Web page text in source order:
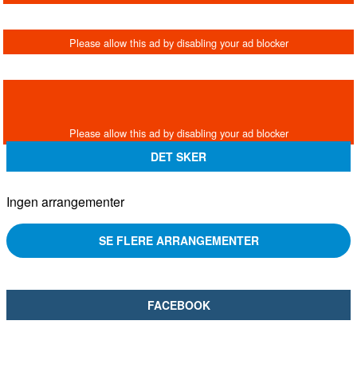
DET SKER
Ingen arrangementer
SE FLERE ARRANGEMENTER
FACEBOOK